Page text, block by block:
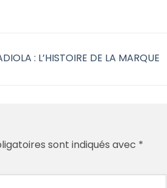
: L’HISTOIRE DE LA MARQUE
sont indiqués avec *